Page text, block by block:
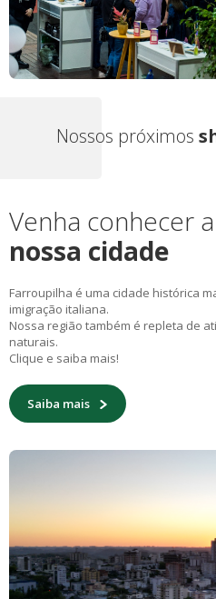
Nossos próximos
Venha conhecer a
nossa cidade
Farroupilha é uma cidade histórica
imigração italiana.
Nossa região também é repleta de
naturais.
Clique e saiba mais!
Saiba mais